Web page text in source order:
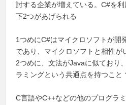
討する企業が増えている。C#を
下2つがあげられる
1つめにC#はマイクロソフトが開
であり、マイクロソフトと相性が
2つめに、文法がJavaに似ており
ラミングという共通点を持つこと
C言語やC++などの他のプログラ